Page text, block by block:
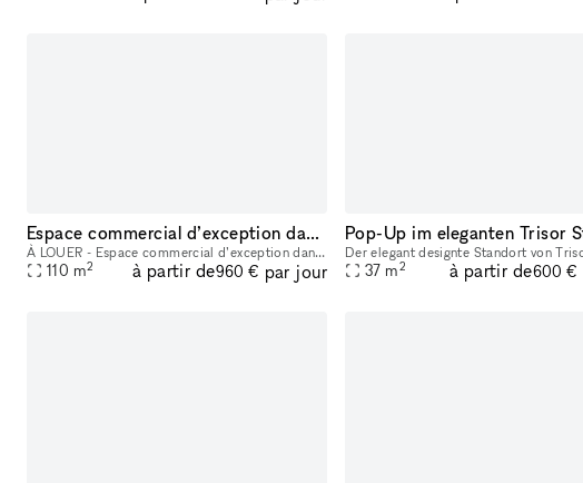
Espace commercial d’exception dans le Marais, Paris Espace parfait pour pop up ou exhibitions en plein centre du marais à Paris. Juste à côté du musée Picasso
À LOUER - Espace commercial d’exception dans le Marais, Paris Surface : 90 m² sur deux étages Adresse : Rue des Coutures-Saint-Gervais, derrière le musée Picasso, en plein cœur du Marais. Situé dans
110 m2 à partir de960 € par jour 37 m2 à partir de600 €